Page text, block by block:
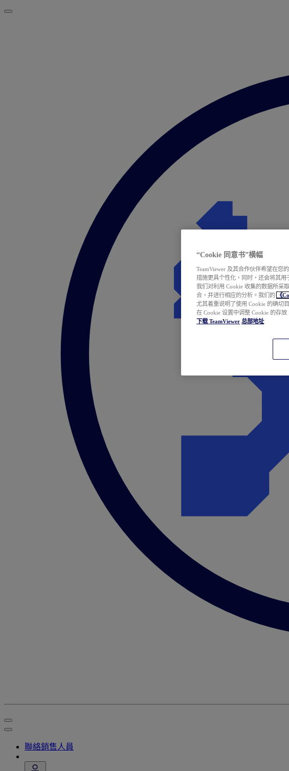
聯絡銷售人員
“Cookie 同意书”横幅
TeamViewer 及其合作伙伴希望在您
措施更具个性化，同时，还会将其用
我们对利用 Cookie 收集的数据所采
合，并进行相应的分析。我们的
《
尤其着重说明了使用 Cookie 的确切
在 Cookie 设置中调整 Cookie 的存放
下载 TeamViewer 总部地址